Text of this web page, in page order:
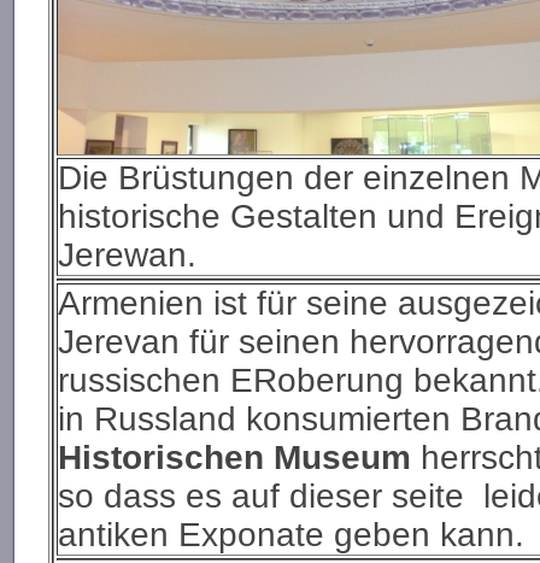
Die Brüstungen der einzelnen
historische Gestalten und
Jerewan.
Armenien ist für seine
Jerevan für seinen
russischen ERoberung
in Russland konsumierten
Historischen Museum
so dass es auf dieser seite
antiken Exponate geben kann.